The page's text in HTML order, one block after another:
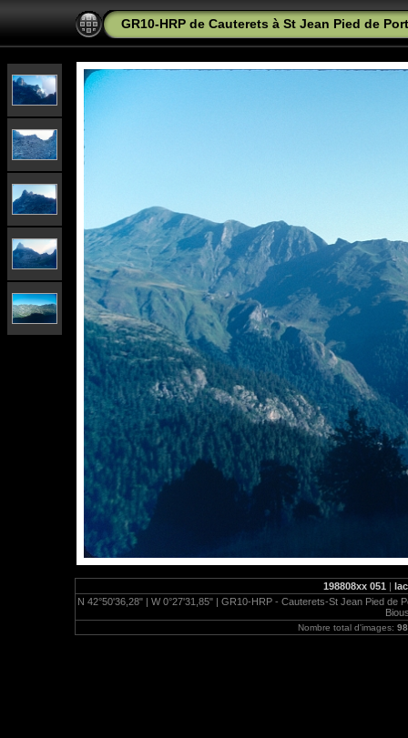
GR10-HRP de Cauterets à St Jean Pied de
198808xx 051 |
N 42°50'36,28" | W 0°27'31,85" | GR10-HRP - Cauterets-St Jean Pied
Nombre total d'images: 98